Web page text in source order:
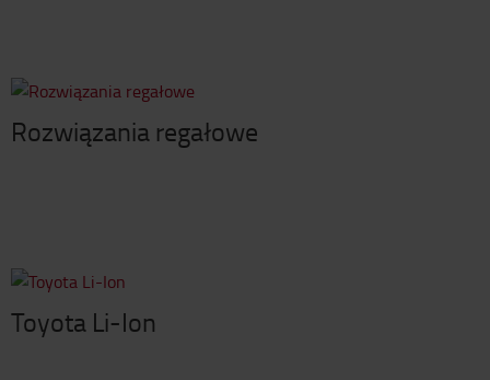
Rozwiązania regałowe
Toyota Li-Ion